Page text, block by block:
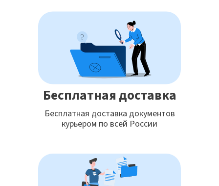
Бесплатная доставка
Бесплатная доставка документов
курьером по всей России